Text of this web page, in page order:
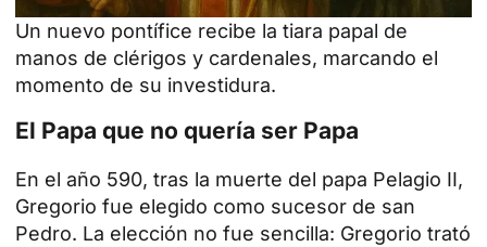
Un nuevo pontífice recibe la tiara papal de
manos de clérigos y cardenales, marcando el
momento de su investidura.
El Papa que no quería ser Papa
En el año 590, tras la muerte del papa Pelagio II,
Gregorio fue elegido como sucesor de san
Pedro. La elección no fue sencilla: Gregorio trató